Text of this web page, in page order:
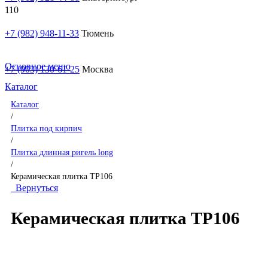
+7 (982) 948-11-33 Тюмень
+7 (903) 130-61-25 Москва
Основное меню
Каталог
Каталог
/
Плитка под кирпич
/
Плитка длинная ригель long
/
Керамическая плитка TP106
Вернуться
Керамическая плитка TP106